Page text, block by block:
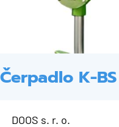
Čerpadlo K-BS
DOOS s. r. o.